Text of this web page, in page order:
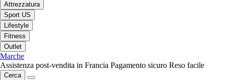
Attrezzatura
Sport US
Lifestyle
Fitness
Outlet
Marche
Assistenza post-vendita in Francia Pagamento sicuro Reso facile
Cerca